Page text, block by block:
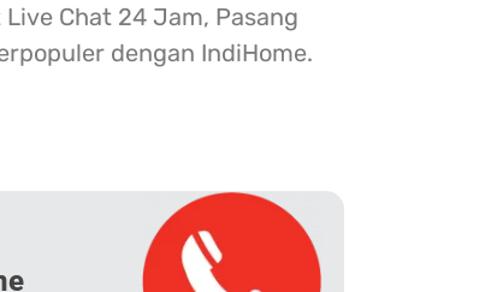
Chat 24 Jam, Pasang
dengan IndiHome.